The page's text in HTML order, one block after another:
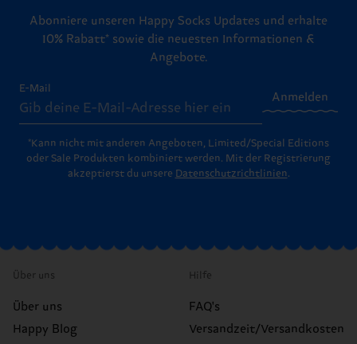
Abonniere unseren Happy Socks Updates und erhalte
10% Rabatt* sowie die neuesten Informationen &
Angebote.
E-Mail
Anmelden
*Kann nicht mit anderen Angeboten, Limited/Special Editions
oder Sale Produkten kombiniert werden. Mit der Registrierung
akzeptierst du unsere Datenschutzrichtlinien.
Über uns
Über uns
Happy Blog
Hilfe
FAQ's
Versandzeit/Versandkosten